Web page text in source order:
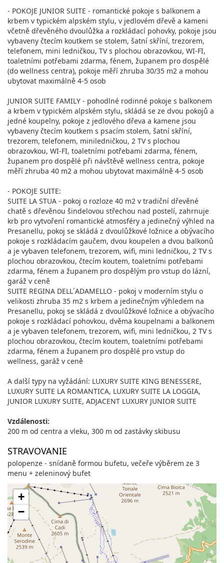
- POKOJE JUNIOR SUITE - romantické pokoje s balkonem a
krbem v typickém alpském stylu, v jedlovém dřevě a kameni
včetně dřevěného dvoulůžka a rozkládací pohovky, pokoje jsou
vybaveny čtecím koutkem se stolem, šatní skříní, trezorem,
telefonem, mini ledničkou, TV s plochou obrazovkou, WI-FI,
toaletními potřebami zdarma, fénem, županem pro dospělé
(do wellness centra), pokoje měří zhruba 30/35 m2 a mohou
ubytovat maximálně 4-5 osob
JUNIOR SUITE FAMILY - pohodlné rodinné pokoje s balkonem
a krbem v typickém alpském stylu, skládá se ze dvou pokojů a
jedné koupelny, pokoje z jedlového dřeva a kamene jsou
vybaveny čtecím koutkem s psacím stolem, šatní skříní,
trezorem, telefonem, miniledničkou, 2 TV s plochou
obrazovkou, WI-FI, toaletními potřebami zdarma, fénem,
županem pro dospělé při návštěvě wellness centra, pokoje
měří zhruba 40 m2 a mohou ubytovat maximálně 4-5 osob
- POKOJE SUITE:
SUITE LA STUA - pokoj o rozloze 40 m2 v tradiční dřevěné
chatě s dřevěnou šindelovou střechou nad postelí, zahrnuje
krb pro vytvoření romantické atmosféry a jedinečný výhled na
Presanellu, pokoj se skládá z dvoulůžkové ložnice a obývacího
pokoje s rozkládacím gaučem, dvou koupelen a dvou balkonů
a je vybaven telefonem, trezorem, wifi, mini ledničkou, 2 TV s
plochou obrazovkou, čtecím koutem, toaletními potřebami
zdarma, fénem a županem pro dospělým pro vstup do lázní,
garáž v ceně
SUITE REGINA DELL´ADAMELLO - pokoj v moderním stylu o
velikosti zhruba 35 m2 s krbem a jedinečným výhledem na
Presanellu, pokoj se skládá z dvoulůžkové ložnice a obývacího
pokoje s rozkládací pohovkou, dvěma koupelnami a balkonem
a je vybaven telefonem, trezorem, wifi, mini ledničkou, 2 TV s
plochou obrazovkou, čtecím koutem, toaletními potřebami
zdarma, fénem a županem pro dospělé pro vstup do
wellness, garáž v ceně
A další typy na vyžádání: LUXURY SUITE KING BENESSERE,
LUXURY SUITE LA ROMANTICA, LUXURY SUITE LA LOGGIA,
JUNIOR LUXURY SUITE, ADJACENT LUXURY JUNIOR SUITE
Vzdálenosti:
200 m od centra a vleku, 300 m od zastávky skibusu
STRAVOVANIE
polopenze - snídaně formou bufetu, večeře výběrem ze 3
menu + zeleninový bufet
+
−